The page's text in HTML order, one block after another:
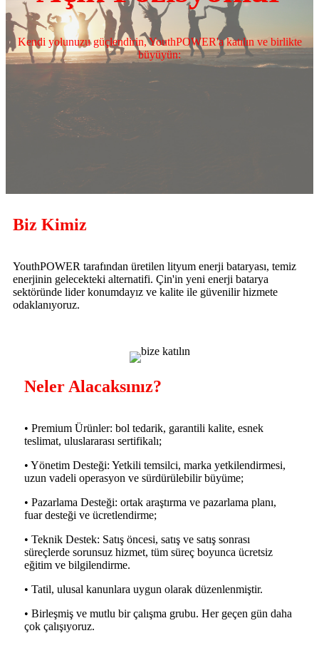
Kendi yolunuzu güçlendirin, YouthPOWER'a katılın ve birlikte
büyüyün:
Biz Kimiz
YouthPOWER tarafından üretilen lityum enerji bataryası, temiz
enerjinin gelecekteki alternatifi. Çin'in yeni enerji batarya
sektöründe lider konumdayız ve kalite ile güvenilir hizmete
odaklanıyoruz.
Neler Alacaksınız?
• Premium Ürünler: bol tedarik, garantili kalite, esnek
teslimat, uluslararası sertifikalı;
• Yönetim Desteği: Yetkili temsilci, marka yetkilendirmesi,
uzun vadeli operasyon ve sürdürülebilir büyüme;
• Pazarlama Desteği: ortak araştırma ve pazarlama planı,
fuar desteği ve ücretlendirme;
• Teknik Destek: Satış öncesi, satış ve satış sonrası
süreçlerde sorunsuz hizmet, tüm süreç boyunca ücretsiz
eğitim ve bilgilendirme.
• Tatil, ulusal kanunlara uygun olarak düzenlenmiştir.
• Birleşmiş ve mutlu bir çalışma grubu. Her geçen gün daha
çok çalışıyoruz.